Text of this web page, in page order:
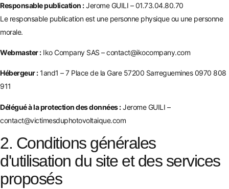
Responsable publication :Jerome GUILI – 01.73.04.80.70
Le responsable publication est une personne physique ou une personne
morale.
Webmaster :Iko Company SAS – contact@ikocompany.com
Hébergeur :1and1 – 7 Place de la Gare 57200 Sarreguemines 0970 808
911
Délégué à la protection des données :Jerome GUILI –
contact@victimesduphotovoltaique.com
2. Conditions générales
d'utilisation du site et des services
proposés